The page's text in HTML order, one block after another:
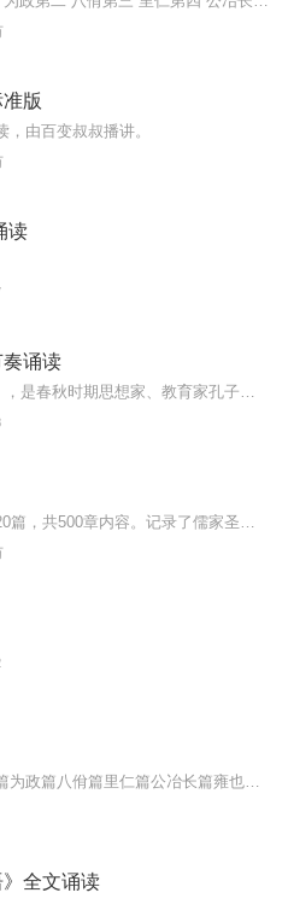
版
由百变叔叔播讲。
读
奏诵读
》全文诵读